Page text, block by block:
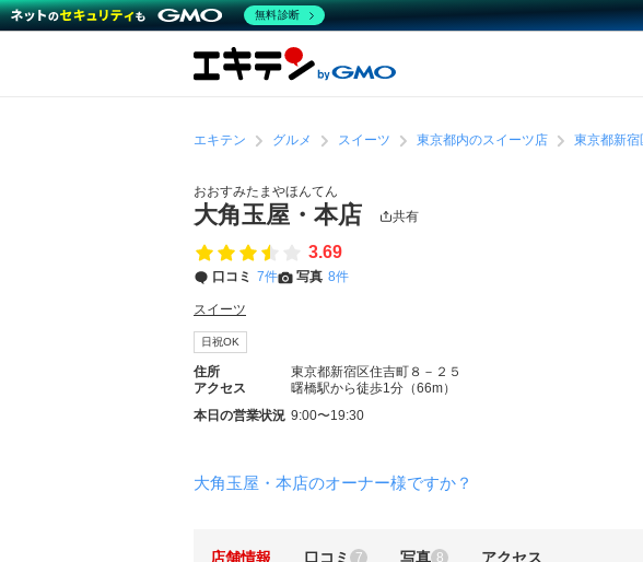
エキテン グルメ スイーツ 東京都内のスイーツ店 東京都新
おおすみたまやほんてん
大角玉屋・本店 共有
3.69
口コミ 7件 写真 8件
スイーツ
日祝OK
住所
東京都新宿区住吉町８－２５
アクセス
曙橋駅から徒歩1分（66m）
本日の営業状況 9:00〜19:30
大角玉屋・本店のオーナー様ですか？
店舗情報 口コミ 7 写真 8 アクセス
無料診断